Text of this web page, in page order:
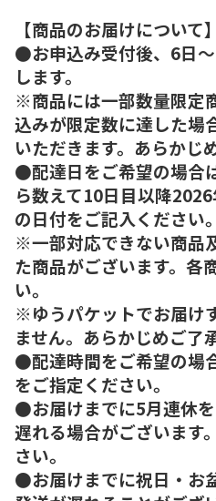
【商品のお届けについて】
●お申込み受付後、6日
します。
※商品には一部数量限定
込みが限定数に達した場
いただきます。あらかじ
●配達日をご希望の場合
ら数えて10日目以降
の日付をご記入ください。
※一部対応できない商品
た商品がございます。各
い。
※ゆうパケットでお届け
ません。あらかじめご了
●配達時間をご希望の場
をご指定ください。
●お届けまでに5月連休
遅れる場合がございます
さい。
●お届けまでに祝日・お